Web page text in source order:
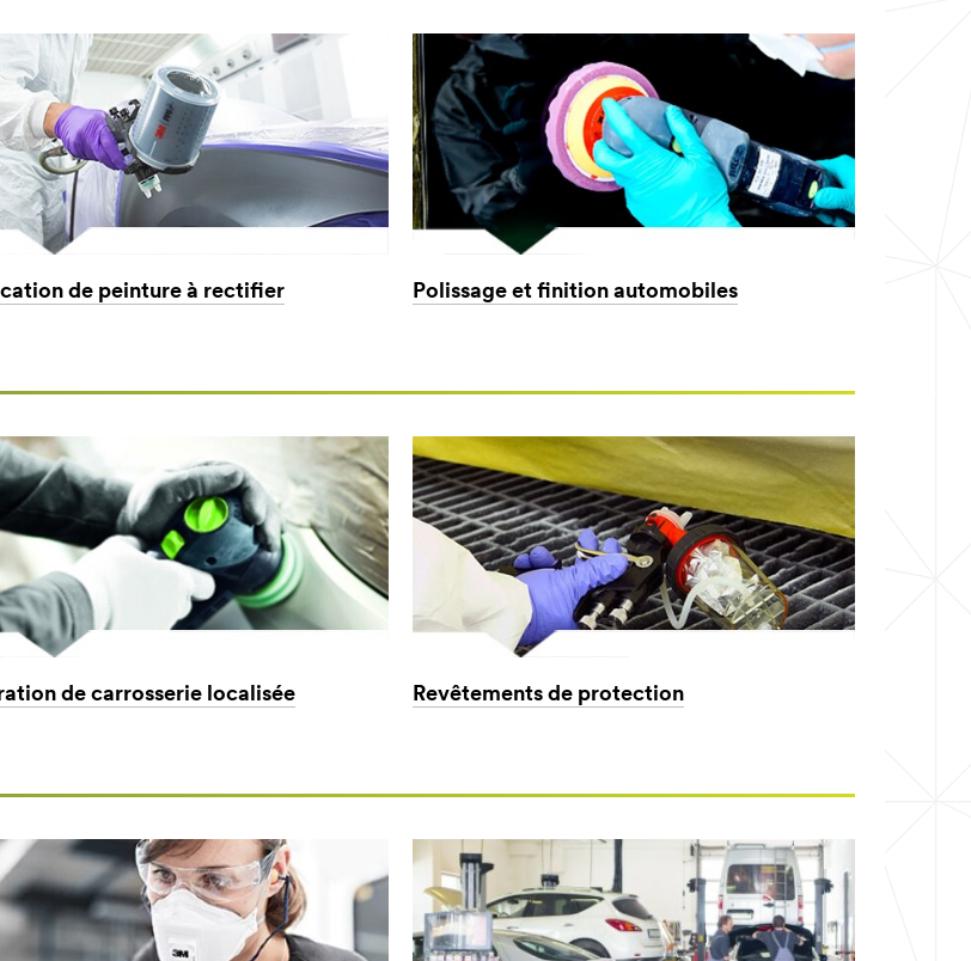
de peinture à rectifier Polissage et finition automobiles
de carrosserie localisée Revêtements de protection